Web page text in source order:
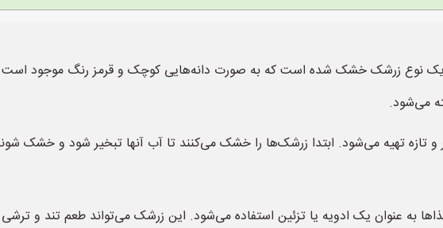
یک نوع زرشک خشک شده است که به صورت دانه‌هایی کوچک و قرمز رنگ موجود
می‌شود.
و تازه تهیه می‌شود. ابتدا زرشک‌ها را خشک می‌کنند تا آب آنها تبخیر شود و
به عنوان یک ادویه یا تزئین استفاده می‌شود. این زرشک می‌تواند طعم تند و